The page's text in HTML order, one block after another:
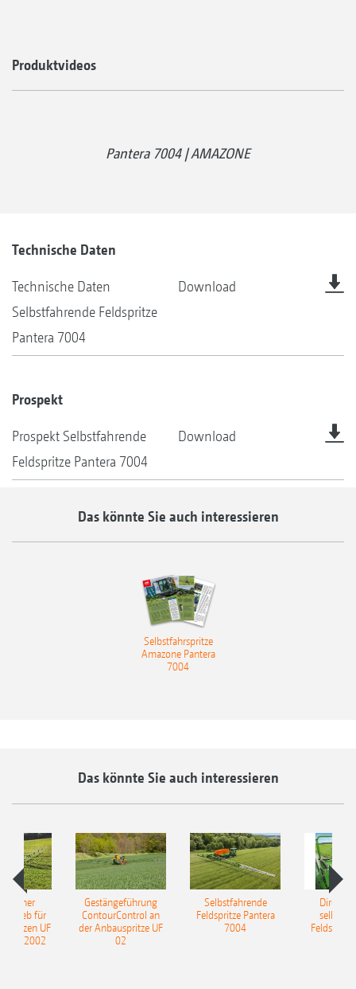
Produktvideos
Pantera 7004 | AMAZONE
Technische Daten
Technische Daten
Selbstfahrende Feldspritze
Pantera 7004
Download
Prospekt
Prospekt Selbstfahrende
Feldspritze Pantera 7004
Download
Das könnte Sie auch interessieren
Selbstfahrspritze
Amazone Pantera
7004
Das könnte Sie auch interessieren
für
UF
UF 2002
Gestängeführung
ContourControl an
der Anbauspritze UF
02
Selbstfahrende
Feldspritze Pantera
7004